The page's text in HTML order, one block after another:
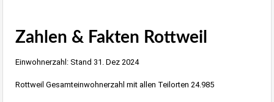
Zahlen & Fakten Rottweil
Einwohnerzahl: Stand 31. Dez 2024
Rottweil Gesamteinwohnerzahl mit allen Teilorten 24.985